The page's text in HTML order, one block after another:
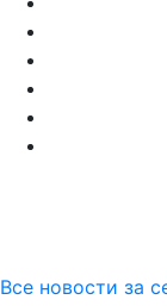
Все новости за